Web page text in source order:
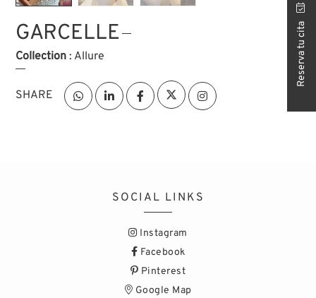
Reserva tu cita
GARCELLE
Collection : Allure
SHARE
SOCIAL LINKS
Instagram
Facebook
Pinterest
Google Map